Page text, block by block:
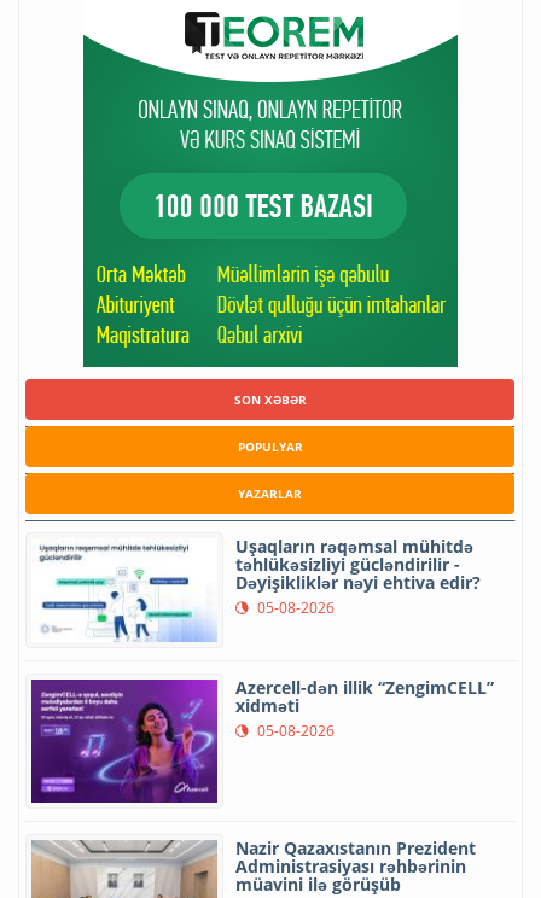
SON XƏBƏR
POPULYAR
YAZARLAR
Uşaqların rəqəmsal mühitdə
təhlükəsizliyi gücləndirilir -
Dəyişikliklər nəyi ehtiva edir?
05-08-2026
Azercell-dən illik “ZengimCELL”
xidməti
05-08-2026
Nazir Qazaxıstanın Prezident
Administrasiyası rəhbərinin
müavini ilə görüşüb